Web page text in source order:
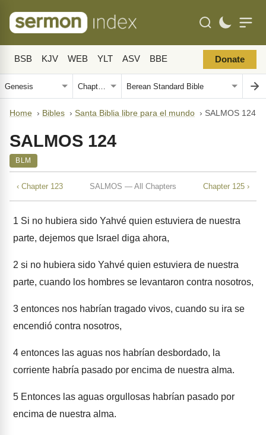
BSB KJV WEB YLT ASV BBE Donate
Home › Bibles › Santa Biblia libre para el mundo › SALMOS 124
SALMOS 124
BLM
‹ Chapter 123 SALMOS — All Chapters Chapter 125 ›
1 Si no hubiera sido Yahvé quien estuviera de nuestra
parte, dejemos que Israel diga ahora,
2 si no hubiera sido Yahvé quien estuviera de nuestra
parte, cuando los hombres se levantaron contra nosotros,
3 entonces nos habrían tragado vivos, cuando su ira se
encendió contra nosotros,
4 entonces las aguas nos habrían desbordado, la
corriente habría pasado por encima de nuestra alma.
5 Entonces las aguas orgullosas habrían pasado por
encima de nuestra alma.